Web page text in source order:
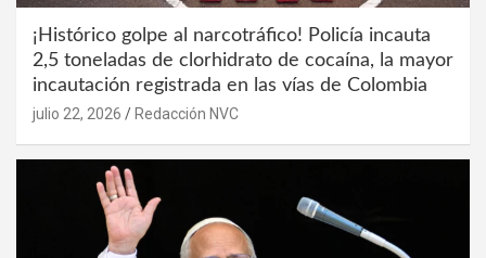
¡Histórico golpe al narcotráfico! Policía incauta
2,5 toneladas de clorhidrato de cocaína, la mayor
incautación registrada en las vías de Colombia
julio 22, 2026 Redacción NVC